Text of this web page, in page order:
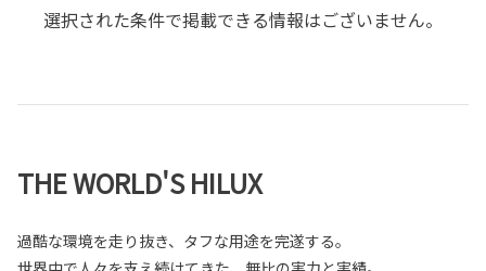
選択された条件で掲載できる情報はございません。
THE WORLD'S HILUX
過酷な環境を走り抜き、タフな用途を完遂する。